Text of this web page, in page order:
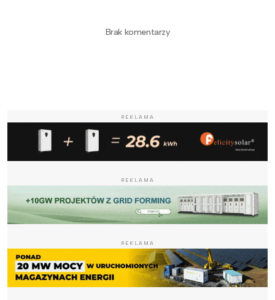
Brak komentarzy
REKLAMA
REKLAMA
REKLAMA